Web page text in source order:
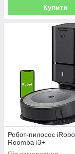
Купити
Робот-пилосос
Roomba i3+